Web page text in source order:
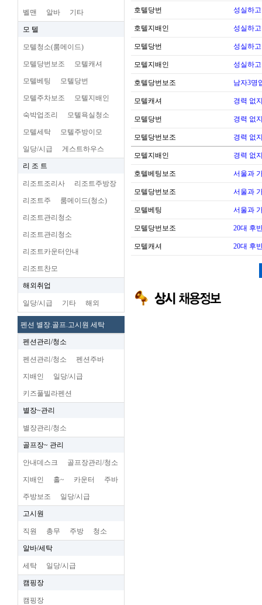
벨맨 알바 기타
모 텔
모텔청소(룸메이드)
모텔당번보조 모텔캐셔
모텔베팅 모텔당번
모텔주차보조 모텔지배인
숙박업조리 모텔욕실청소
모텔세탁 모텔주방이모
일당/시급 게스트하우스
리 조 트
리조트조리사 리조트주방장
리조트주 룸메이드(청소)
리조트관리청소
리조트관리청소
리조트카운터안내
리조트찬모
해외취업
일당/시급 기타 해외
펜션 별장.골프.고시원 세탁
펜션관리/청소
펜션관리/청소 펜션주바
지배인 일당/시급
키즈풀빌라펜션
별장~관리
별장관리/청소
골프장~ 관리
안내데스크 골프장관리/청소
지배인 홀~ 카운터 주바
주방보조 일당/시급
고시원
직원 총무 주방 청소
알바/세탁
세탁 일당/시급
캠핑장
캠핑장
호텔당번 성실하
호텔지배인 성실하
모텔당번 성실하
모텔지배인 성실하
호텔당번보조 남자3명
모텔캐셔 경력 없
모텔당번 경력 없
모텔당번보조 경력 없
모텔지배인 경력 없
호텔베팅보조 서울과
모텔당번보조 서울과
모텔베팅 서울과
모텔당번보조 20대 후
모텔캐셔 20대 후